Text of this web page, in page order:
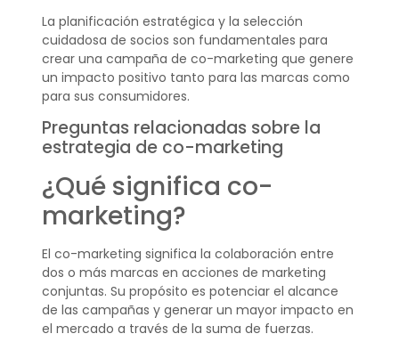
La planificación estratégica y la selección
cuidadosa de socios son fundamentales para
crear una campaña de co-marketing que genere
un impacto positivo tanto para las marcas como
para sus consumidores.
Preguntas relacionadas sobre la
estrategia de co-marketing
¿Qué significa co-
marketing?
El co-marketing significa la colaboración entre
dos o más marcas en acciones de marketing
conjuntas. Su propósito es potenciar el alcance
de las campañas y generar un mayor impacto en
el mercado a través de la suma de fuerzas.